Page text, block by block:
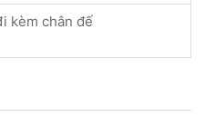
kèm chân đế